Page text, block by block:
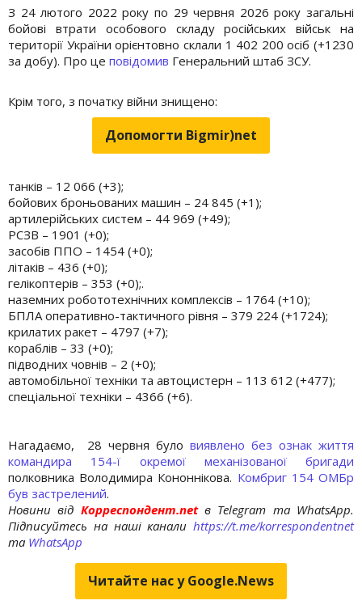
З 24 лютого 2022 року по 29 червня 2026 року загальні
бойові втрати особового складу російських військ на
території України орієнтовно склали 1 402 200 осіб (+1230
за добу). Про це повідомив Генеральний штаб ЗСУ.
Крім того, з початку війни знищено:
Допомогти Bigmir)net
танків – 12 066 (+3);
бойових броньованих машин – 24 845 (+1);
артилерійських систем – 44 969 (+49);
РСЗВ – 1901 (+0);
засобів ППО – 1454 (+0);
літаків – 436 (+0);
гелікоптерів – 353 (+0);.
наземних робототехнічних комплексів – 1764 (+10);
БПЛА оперативно-тактичного рівня – 379 224 (+1724);
крилатих ракет – 4797 (+7);
кораблів – 33 (+0);
підводних човнів – 2 (+0);
автомобільної техніки та автоцистерн – 113 612 (+477);
спеціальної техніки – 4366 (+6).
Нагадаємо, 28 червня було виявлено без ознак життя
командира 154-ї окремої механізованої бригади
полковника Володимира Кононнікова. Комбриг 154 ОМБр
був застрелений.
Новини від Корреспондент.netв Telegram та WhatsApp.
Підписуйтесь на наші канали https://t.me/korrespondentnet
та WhatsApp
Читайте нас у Google.News